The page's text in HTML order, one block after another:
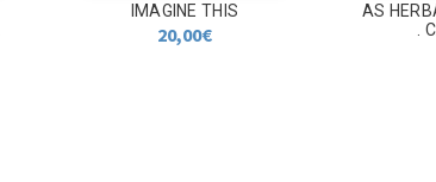
IMAGINE THIS
20,00€
AS
.